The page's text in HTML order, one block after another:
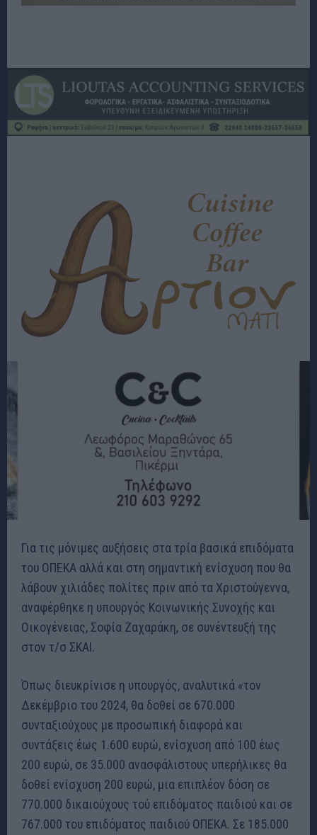
Για τις μόνιμες αυξήσεις στα τρία βασικά επιδόματα
του ΟΠΕΚΑ αλλά και στη σημαντική ενίσχυση που θα
λάβουν χιλιάδες πολίτες πριν από τα Χριστούγεννα,
αναφέρθηκε η υπουργός Κοινωνικής Συνοχής και
Οικογένειας, Σοφία Ζαχαράκη, σε συνέντευξή της
στον τ/σ ΣΚΑΙ.
Όπως διευκρίνισε η υπουργός, αναλυτικά «τον
Δεκέμβριο του 2024, θα δοθεί σε 670.000
συνταξιούχους με προσωπική διαφορά και
συντάξεις έως 1.600 ευρώ, ενίσχυση από 100 έως
200 ευρώ, σε 35.000 ανασφάλιστους υπερήλικες θα
δοθεί ενίσχυση 200 ευρώ, μια επιπλέον δόση σε
770.000 δικαιούχους τού επιδόματος παιδιού και σε
767.000 του επιδόματος παιδιού ΟΠΕΚΑ. Σε 185.000